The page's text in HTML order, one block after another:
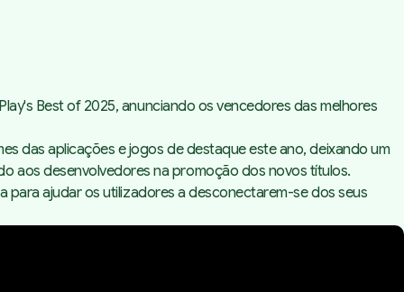
Best of 2025, anunciando os vencedores das melhores
das aplicações e jogos de destaque este ano, deixando um
aos desenvolvedores na promoção dos novos títulos.
para ajudar os utilizadores a desconectarem-se dos seus